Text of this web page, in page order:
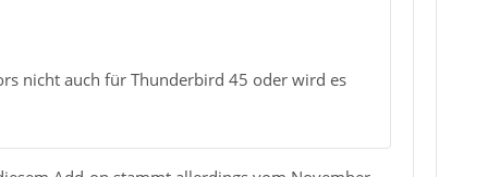
nicht auch für Thunderbird 45 oder wird es